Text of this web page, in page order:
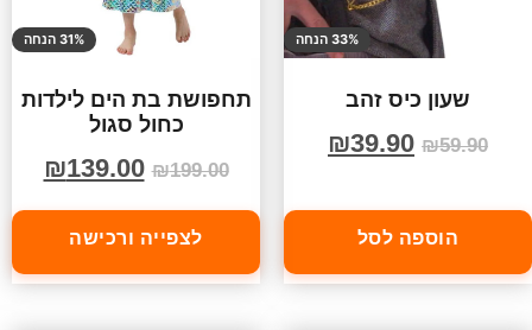
33% הנחה
שעון כיס זהב
₪59.90
₪39.90
הוספה לסל
31% הנחה
תחפושת בת הים לילדות
כחול סגול
₪199.00
₪139.00
לצפייה ורכישה